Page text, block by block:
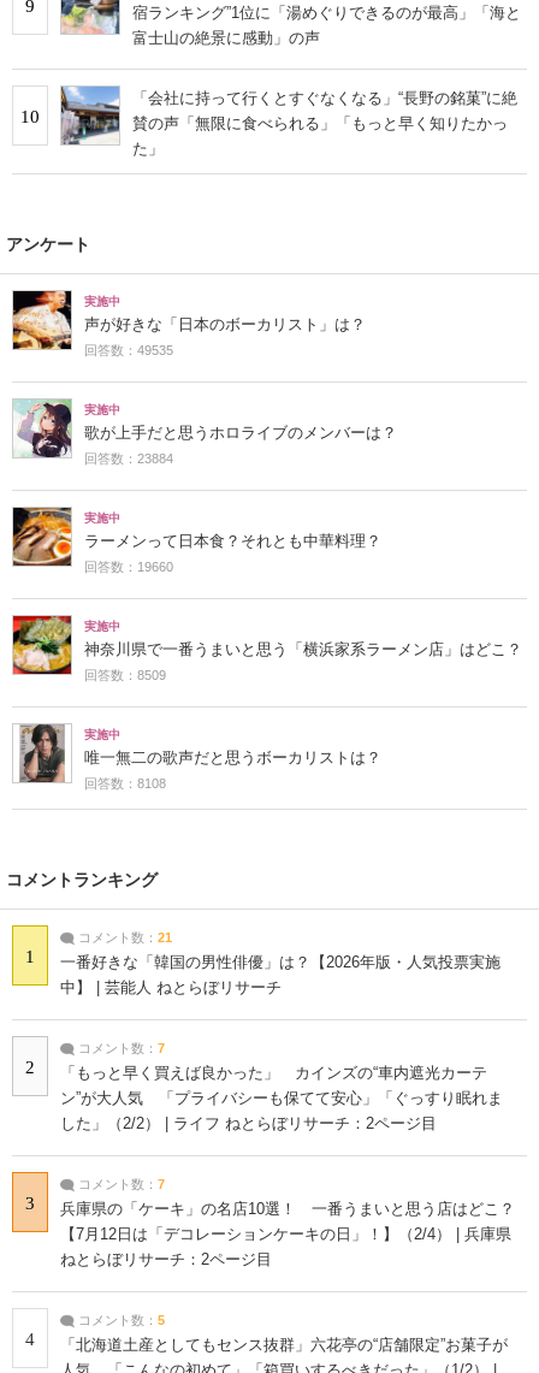
9
宿ランキング”1位に「湯めぐりできるのが最高」「海と
富士山の絶景に感動」の声
10
「会社に持って行くとすぐなくなる」“長野の銘菓”に絶
賛の声「無限に食べられる」「もっと早く知りたかっ
た」
アンケート
実施中
声が好きな「日本のボーカリスト」は？
回答数：49535
実施中
歌が上手だと思うホロライブのメンバーは？
回答数：23884
実施中
ラーメンって日本食？それとも中華料理？
回答数：19660
実施中
神奈川県で一番うまいと思う「横浜家系ラーメン店」はどこ？
回答数：8509
実施中
唯一無二の歌声だと思うボーカリストは？
回答数：8108
コメントランキング
1
コメント数： 21
一番好きな「韓国の男性俳優」は？【2026年版・人気投票実施
中】 | 芸能人 ねとらぼリサーチ
2
コメント数： 7
「もっと早く買えば良かった」 カインズの“車内遮光カーテ
ン”が大人気 「プライバシーも保てて安心」「ぐっすり眠れま
した」（2/2） | ライフ ねとらぼリサーチ：2ページ目
3
コメント数： 7
兵庫県の「ケーキ」の名店10選！ 一番うまいと思う店はどこ？
【7月12日は「デコレーションケーキの日」！】（2/4） | 兵庫県
ねとらぼリサーチ：2ページ目
4
コメント数： 5
「北海道土産としてもセンス抜群」六花亭の“店舗限定”お菓子が